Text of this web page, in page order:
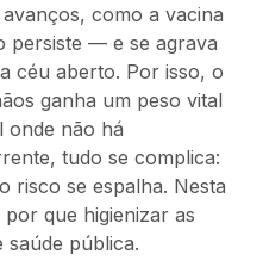
como a vacina
persiste — e se agrava
céu aberto. Por isso, o
ganha um peso vital
onde não há
tudo se complica:
risco se espalha. Nesta
que higienizar as
saúde pública.